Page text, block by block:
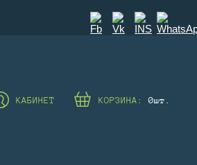
КОРЗИНА:0шт.
КАБИНЕТ